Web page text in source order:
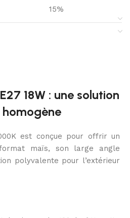
15%
18W : une solution
est conçue pour offrir un
maïs, son large angle
polyvalente pour l’extérieur